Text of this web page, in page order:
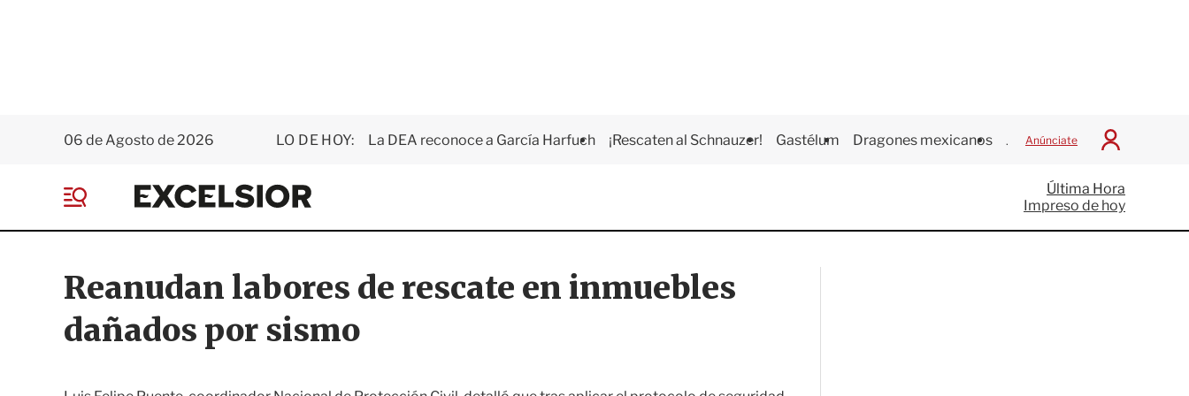
06 de Agosto de 2026 LO DE HOY: La DEA reconoce a García Harfuch ¡Rescaten al Schnauzer! Gastélum Dragones mexicanos Juegos Centroamericanos
Anúnciate
I
c
i
a
E
x
e
i
o
r
e
Última Hora
Impreso de hoy
Reanudan labores de rescate en inmuebles
dañados por sismo